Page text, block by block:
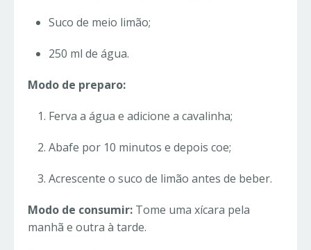
Suco de meio limão;
250 ml de água.
Modo de preparo:
Ferva a água e adicione a cavalinha;
Abafe por 10 minutos e depois coe;
Acrescente o suco de limão antes de beber.
Modo de consumir: Tome uma xícara pela
manhã e outra à tarde.